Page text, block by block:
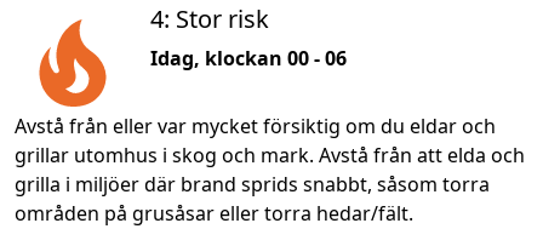
4: Stor risk
Idag, klockan 00 - 06
Avstå från eller var mycket försiktig om du eldar och
grillar utomhus i skog och mark. Avstå från att elda och
grilla i miljöer där brand sprids snabbt, såsom torra
områden på grusåsar eller torra hedar/fält.